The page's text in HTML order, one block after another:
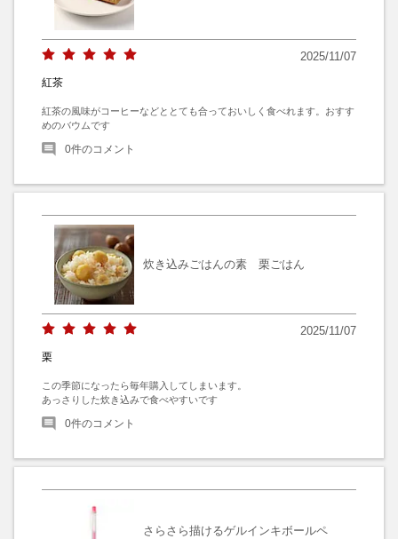
2025/11/07
紅茶
紅茶の風味がコーヒーなどととても合っておいしく食べれます。おすす
めのバウムです
0件のコメント
炊き込みごはんの素 栗ごはん
2025/11/07
栗
この季節になったら毎年購入してしまいます。
あっさりした炊き込みで食べやすいです
0件のコメント
さらさら描けるゲルインキボールペ